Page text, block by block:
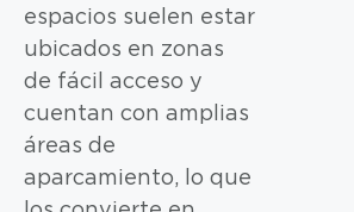
espacios suelen estar
ubicados en zonas
de fácil acceso y
cuentan con amplias
áreas de
aparcamiento, lo que